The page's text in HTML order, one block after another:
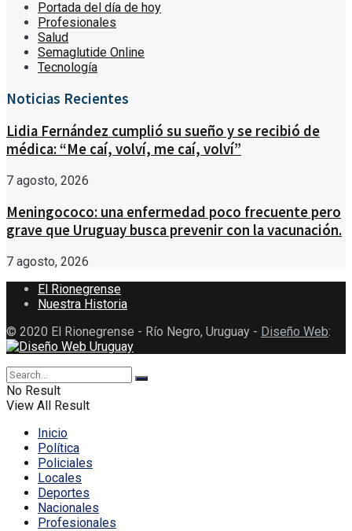
Portada del día de hoy
Profesionales
Salud
Semaglutide Online
Tecnología
Noticias Recientes
Lidia Fernández cumplió su sueño y se recibió de
médica: “Me caí, volví, me caí, volví”
7 agosto, 2026
Meningococo: una enfermedad poco frecuente pero
grave que Uruguay busca prevenir con la vacunación.
7 agosto, 2026
El Rionegrense
Nuestra Historia
© 2020 El Rionegrense - Río Negro, Uruguay - Diseño Web:
No Result
View All Result
Inicio
Política
Policiales
Locales
Deportes
Nacionales
Profesionales